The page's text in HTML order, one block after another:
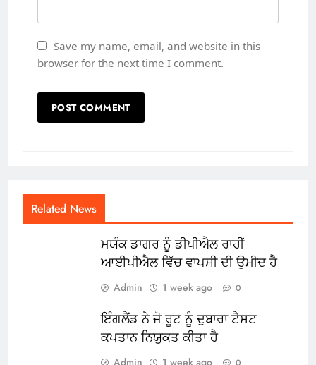
Save my name, email, and website in this
browser for the next time I comment.
Related News
ਮਯੰਕ ਡਾਗਰ ਨੂੰ ਡੀਪੀਐਲ ਰਾਹੀਂ
ਆਈਪੀਐਲ ਵਿੱਚ ਵਾਪਸੀ ਦੀ ਉਮੀਦ ਹੈ
Admin 1 week ago 0
ਇੰਗਲੈਂਡ ਨੇ ਜੋ ਰੂਟ ਨੂੰ ਦੁਬਾਰਾ ਟੈਸਟ
ਕਪਤਾਨ ਨਿਯੁਕਤ ਕੀਤਾ ਹੈ